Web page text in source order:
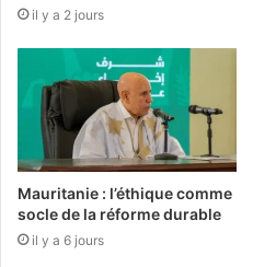
il y a 2 jours
Mauritanie : l’éthique comme
socle de la réforme durable
il y a 6 jours